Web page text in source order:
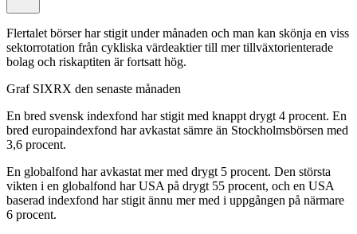
Flertalet börser har stigit under månaden och man kan skönja en viss
sektorrotation från cykliska värdeaktier till mer tillväxtorienterade
bolag och riskaptiten är fortsatt hög.
Graf SIXRX den senaste månaden
En bred svensk indexfond har stigit med knappt drygt 4 procent. En
bred europaindexfond har avkastat sämre än Stockholmsbörsen med
3,6 procent.
En globalfond har avkastat mer med drygt 5 procent. Den största
vikten i en globalfond har USA på drygt 55 procent, och en USA
baserad indexfond har stigit ännu mer med i uppgången på närmare
6 procent.